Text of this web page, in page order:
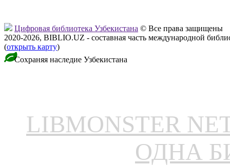
Цифровая библиотека Узбекистана © Все права защищены
2020-2026, BIBLIO.UZ - составная часть международной
(открыть карту)
Сохраняя наследие Узбекистана
LIBMONSTER
ОДНА